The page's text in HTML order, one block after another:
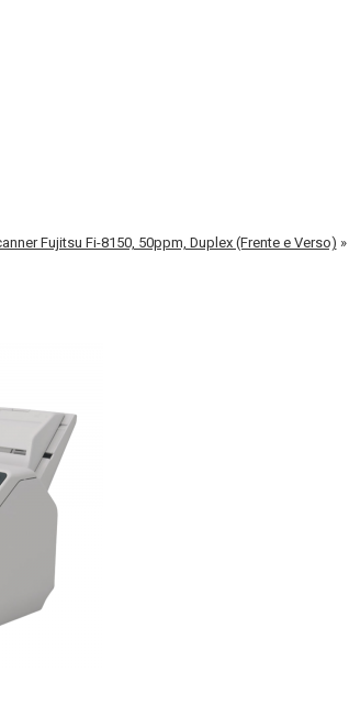
Fujitsu Fi-8150, 50ppm, Duplex (Frente e Verso) »